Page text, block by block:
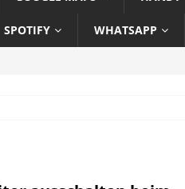
SPOTIFY WHATSAPP